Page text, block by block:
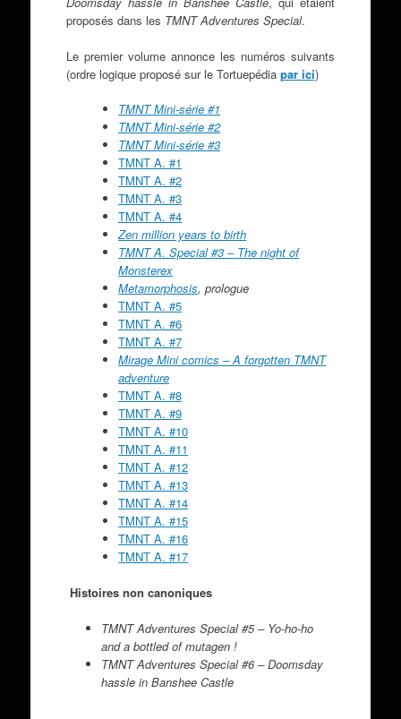
proposés dans les TMNT Adventures Special.
Le premier volume annonce les numéros suivants
(ordre logique proposé sur le Tortuepédia par ici)
TMNT Mini-série #1
TMNT Mini-série #2
TMNT Mini-série #3
TMNT A. #1
TMNT A. #2
TMNT A. #3
TMNT A. #4
Zen million years to birth
TMNT A. Special #3 – The night of
Monsterex
Metamorphosis, prologue
TMNT A. #5
TMNT A. #6
TMNT A. #7
Mirage Mini comics – A forgotten TMNT
adventure
TMNT A. #8
TMNT A. #9
TMNT A. #10
TMNT A. #11
TMNT A. #12
TMNT A. #13
TMNT A. #14
TMNT A. #15
TMNT A. #16
TMNT A. #17
Histoires non canoniques
TMNT Adventures Special #5 – Yo-ho-ho
and a bottled of mutagen !
TMNT Adventures Special #6 – Doomsday
hassle in Banshee Castle